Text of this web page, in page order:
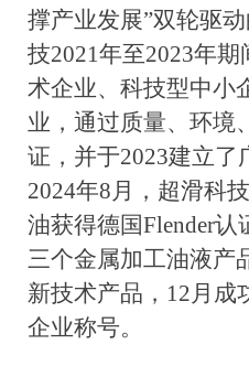
撑产业发展”双轮驱
技2021年至2023年
术企业、科技型中小
业，通过质量、环境
证，并于2023建立了
2024年8月，超滑科
油获得德国Flender
三个金属加工油液产
新技术产品，12月成
企业称号。